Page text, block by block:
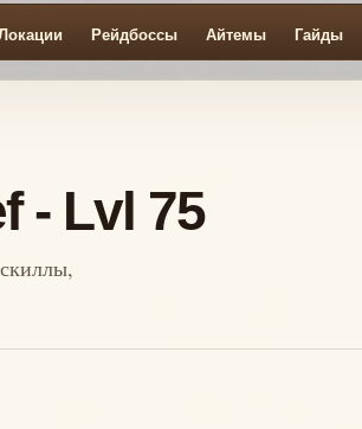
Рейдбоссы Айтемы Гайды
- Lvl 75